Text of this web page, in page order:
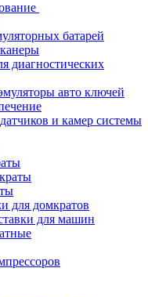
батарей
диагностических
авто ключей
и камер системы
для домкратов
для машин